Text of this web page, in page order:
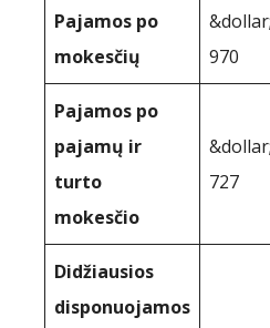
Pajamos po
mokesčių
970
Pajamos po
pajamų ir
turto
mokesčio
727
Didžiausios
disponuojamos